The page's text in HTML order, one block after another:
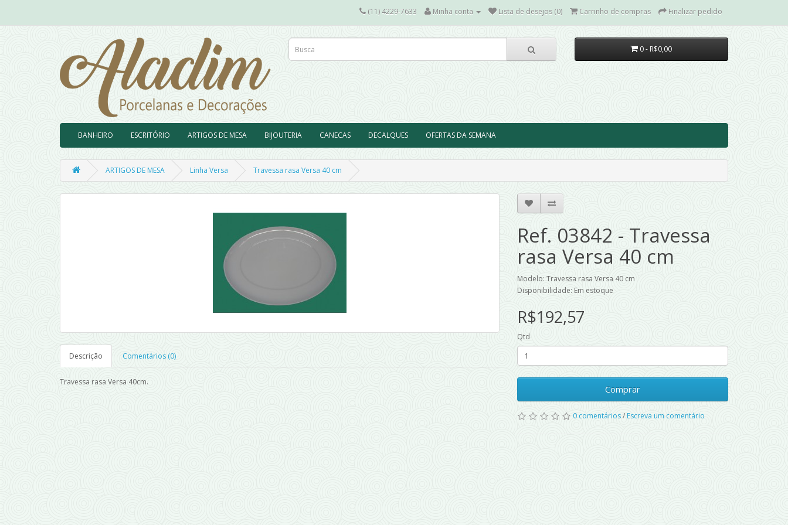
(11) 4229-7633 Minha conta Lista de desejos (0) Carrinho de compras Finalizar pedido
0 - R$0,00
BANHEIRO ESCRITÓRIO ARTIGOS DE MESA BIJOUTERIA CANECAS DECALQUES OFERTAS DA SEMANA
ARTIGOS DE MESA Linha Versa Travessa rasa Versa 40 cm
Descrição Comentários (0)
Travessa rasa Versa 40cm.
Ref. 03842 - Travessa
rasa Versa 40 cm
Modelo: Travessa rasa Versa 40 cm
Disponibilidade: Em estoque
R$192,57
Qtd
Comprar
0 comentários/Escreva um comentário